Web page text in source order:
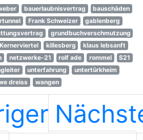
bauerlaubnisvertrag
bauschäden
Frank Schweizer
gablenberg
grundbuchverschmutzung
Kernerviertel killesberg
klaus lebsanft
netzwerke-21 rolf ade rommel
S21
unterfahrung
untertürkheim
dreiss
wangen